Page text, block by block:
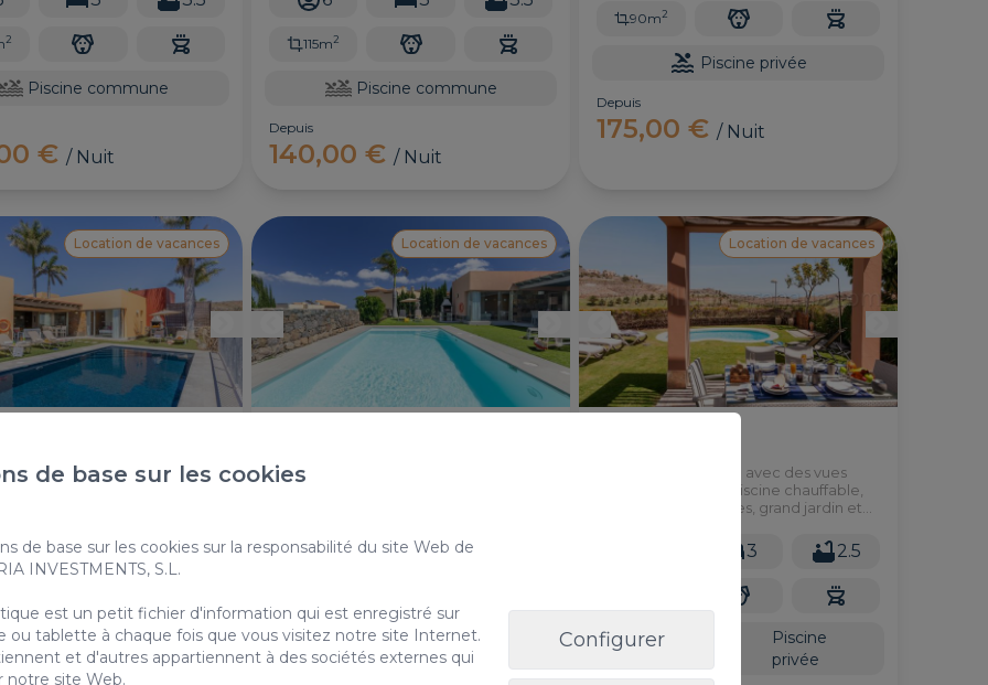
2
Piscine commune
€ / Nuit
montagnes.
115m2
Piscine commune
Depuis
140,00 € / Nuit
90m2
Piscine privée
Depuis
175,00 €/ Nuit
Location de vacances
7 est une villa de luxueuse de
Très calme et bien
3 2
Piscine privée
Location de vacances
Par 4 Villa 8 est une villa luxueuse avec
Très calme et bien située.
4 2
Piscine privée
Location de vacances
Grande villa familiale avec des vues
impressionnantes. Piscine chauffable,
chambres spacieuses, grand jardin et
3 2.5
Piscine
Piscine
privée
de base sur les cookies
de base sur les cookies sur la responsabilité du site Web de
INVESTMENTS, S.L.
est un petit fichier d'information qui est enregistré sur
ou tablette à chaque fois que vous visitez notre site Internet.
et d'autres appartiennent à des sociétés externes qui
notre site Web.
Configurer